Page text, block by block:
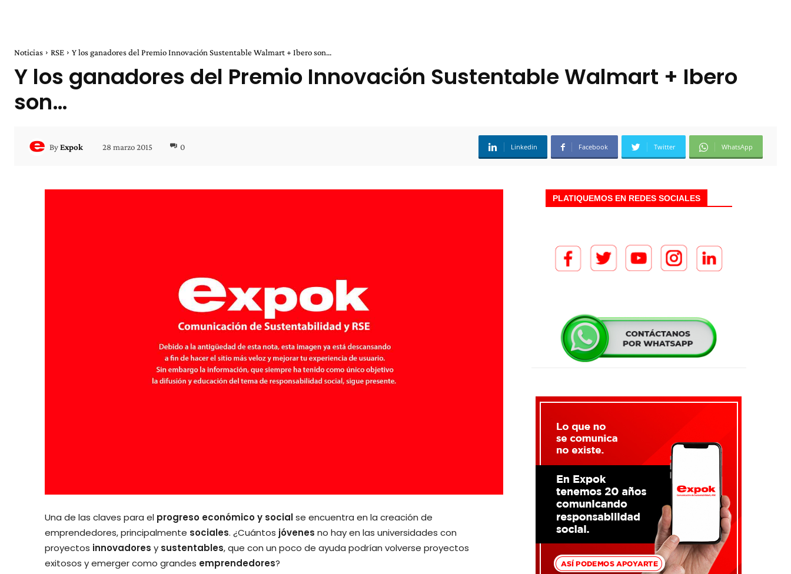
Noticias RSE Y los ganadores del Premio Innovación Sustentable Walmart + Ibero son...
Y los ganadores del Premio Innovación Sustentable Walmart + Ibero
son…
ByExpok 28 marzo 2015 0 Linkedin Facebook Twitter WhatsApp
Una de las claves para el progreso económico y socialse encuentra en la creación de
emprendedores, principalmente sociales. ¿Cuántos jóvenes no hay en las universidades con
proyectos innovadores y sustentables, que con un poco de ayuda podrían volverse proyectos
exitosos y emerger como grandes emprendedores?
PLATIQUEMOS EN REDES SOCIALES